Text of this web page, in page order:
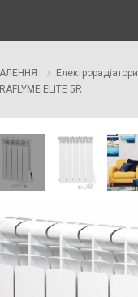
Електрорадіатори
ELITE 5R